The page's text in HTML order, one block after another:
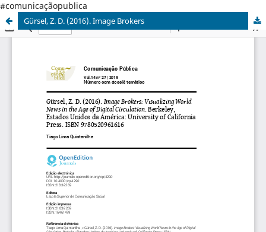
#comunicaçãopublica
Gürsel, Z. D. (2016). Image Brokers